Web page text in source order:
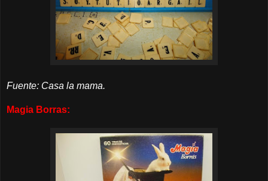
Fuente: Casa la mama.
Magia Borras: